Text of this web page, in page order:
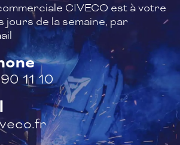
CIVECO est àvotre
jours de la semaine, par
11 10